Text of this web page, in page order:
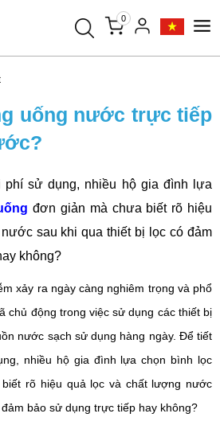
0
uống nước trực tiếp
sử dụng, nhiều hộ gia đình lựa
đơn giản mà chưa biết rõ hiệu
sau khi qua thiết bị lọc có đảm
không?
xảy ra ngày càng nghiêm trọng và phổ
chủ động trong việc sử dụng các thiết bị
nước sạch sử dụng hàng ngày. Để tiết
nhiều hộ gia đình lựa chọn bình lọc
rõ hiệu quả lọc và chất lượng nước
bảo sử dụng trực tiếp hay không?